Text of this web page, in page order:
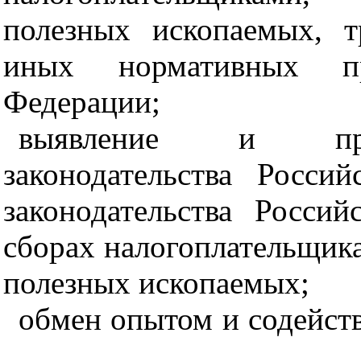
полезных ископаемых,
иных нормативных
Федерации;
выявление и
законодательства
законодательства
сборах
полезных ископаемых;
обмен опытом и